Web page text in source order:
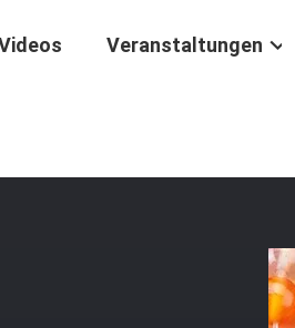
Veranstaltungen